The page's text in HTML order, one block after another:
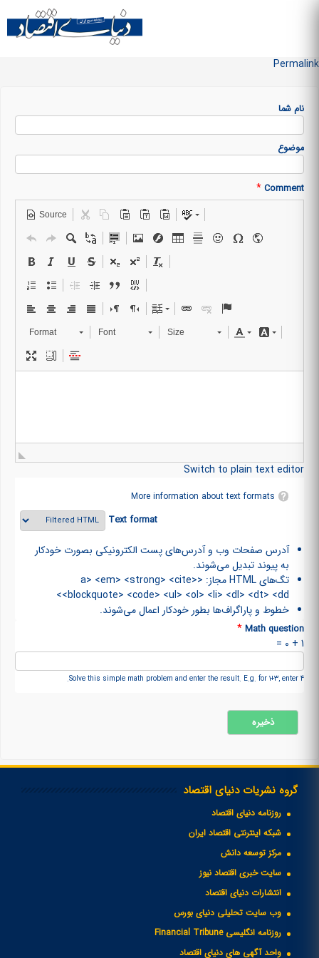
main
content
Permalink
نام شما
موضوع
Comment
*
Source
Format Font Size
Switch to plain text editor
More information about text formats
Text format
آدرس صفحات وب و آدرس‌های پست الکترونیکی بصورت خودکار
به پیوند تبدیل می‌شوند.
تگ‌های HTML مجاز: <a> <em> <strong> <cite>
<blockquote> <code> <ul> <ol> <li> <dl> <dt> <dd>
خطوط و پاراگراف‌ها بطور خودکار اعمال می‌شوند.
Math question
*
1 + 0 =
Solve this simple math problem and enter the result. E.g. for 1+3, enter 4.
گروه نشریات دنیای اقتصاد
روزنامه دنیای اقتصاد
شبکه اینترنتی اقتصاد ایران
مرکز توسعه دانش
سایت خبری اقتصاد نیوز
انتشارات دنیای اقتصاد
وب سایت تحلیلی دنیای بورس
روزنامه انگلیسی Financial Tribune
واحد آگهی های دنیای اقتصاد